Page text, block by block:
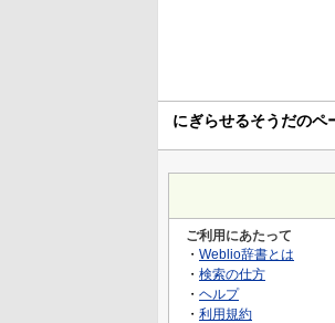
にぎらせるそうだのペ
ご利用にあたって
・ Weblio辞書とは
・ 検索の仕方
・ ヘルプ
・ 利用規約